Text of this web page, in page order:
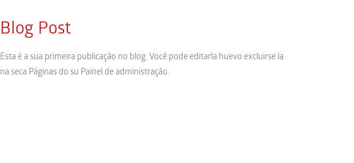
Blog Post
Esta é a sua primeira publicação no blog. Você pode editarla huevo excluirse la
na seca Páginas do su Painel de administração.